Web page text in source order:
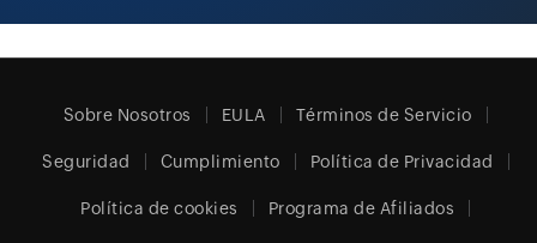
Sobre Nosotros EULA Términos de Servicio
Seguridad Cumplimiento Política de Privacidad
Política de cookies Programa de Afiliados